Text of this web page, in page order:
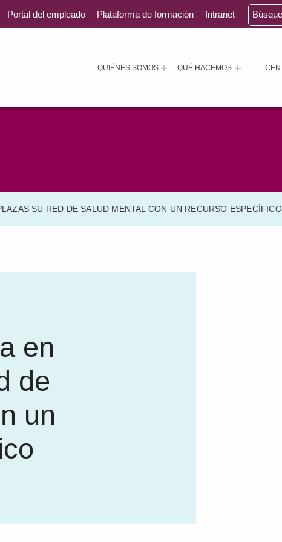
QUIÉNES SOMOS QUÉ HACEMOS
Portal del empleado Plataforma de formación Intranet
SU RED DE SALUD MENTAL CON UN RECURSO
en
de
un